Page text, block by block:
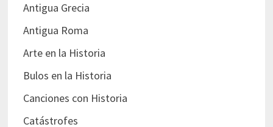
Antigua Grecia
Antigua Roma
Arte en la Historia
Bulos en la Historia
Canciones con Historia
Catástrofes